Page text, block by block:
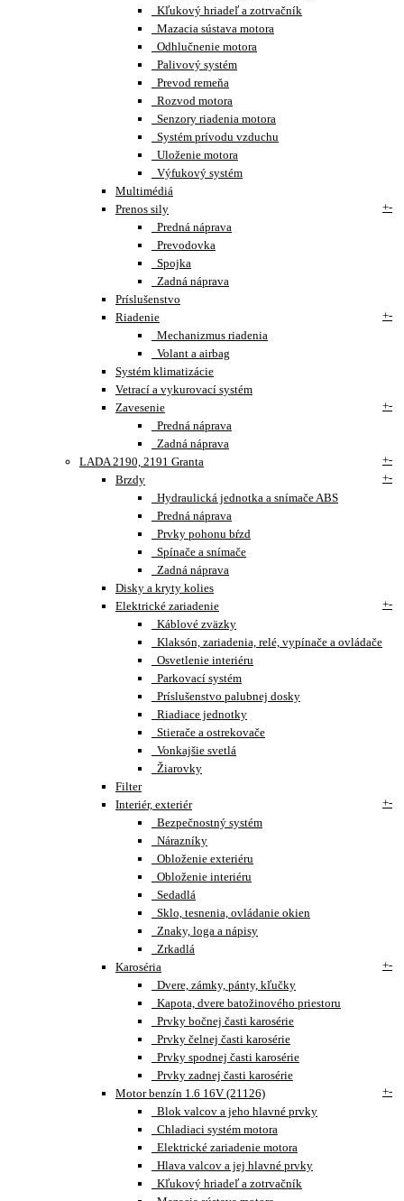
Kľukový hriadeľ a zotrvačník
Mazacia sústava motora
Odhlučnenie motora
Palivový systém
Prevod remeňa
Rozvod motora
Senzory riadenia motora
Systém prívodu vzduchu
Uloženie motora
Výfukový systém
Multimédiá
Prenos sily
+-
Predná náprava
Prevodovka
Spojka
Zadná náprava
Príslušenstvo
Riadenie
+-
Mechanizmus riadenia
Volant a airbag
Systém klimatizácie
Vetrací a vykurovací systém
Zavesenie
+-
Predná náprava
Zadná náprava
LADA 2190, 2191 Granta
+-
Brzdy
+-
Hydraulická jednotka a snímače ABS
Predná náprava
Prvky pohonu bŕzd
Spínače a snímače
Zadná náprava
Disky a kryty kolies
Elektrické zariadenie
+-
Káblové zväzky
Klaksón, zariadenia, relé, vypínače a ovládače
Osvetlenie interiéru
Parkovací systém
Príslušenstvo palubnej dosky
Riadiace jednotky
Stierače a ostrekovače
Vonkajšie svetlá
Žiarovky
Filter
Interiér, exteriér
+-
Bezpečnostný systém
Nárazníky
Obloženie exteriéru
Obloženie interiéru
Sedadlá
Sklo, tesnenia, ovládanie okien
Znaky, loga a nápisy
Zrkadlá
Karoséria
+-
Dvere, zámky, pánty, kľučky
Kapota, dvere batožinového priestoru
Prvky bočnej časti karosérie
Prvky čelnej časti karosérie
Prvky spodnej časti karosérie
Prvky zadnej časti karosérie
Motor benzín 1.6 16V (21126)
+-
Blok valcov a jeho hlavné prvky
Chladiaci systém motora
Elektrické zariadenie motora
Hlava valcov a jej hlavné prvky
Kľukový hriadeľ a zotrvačník